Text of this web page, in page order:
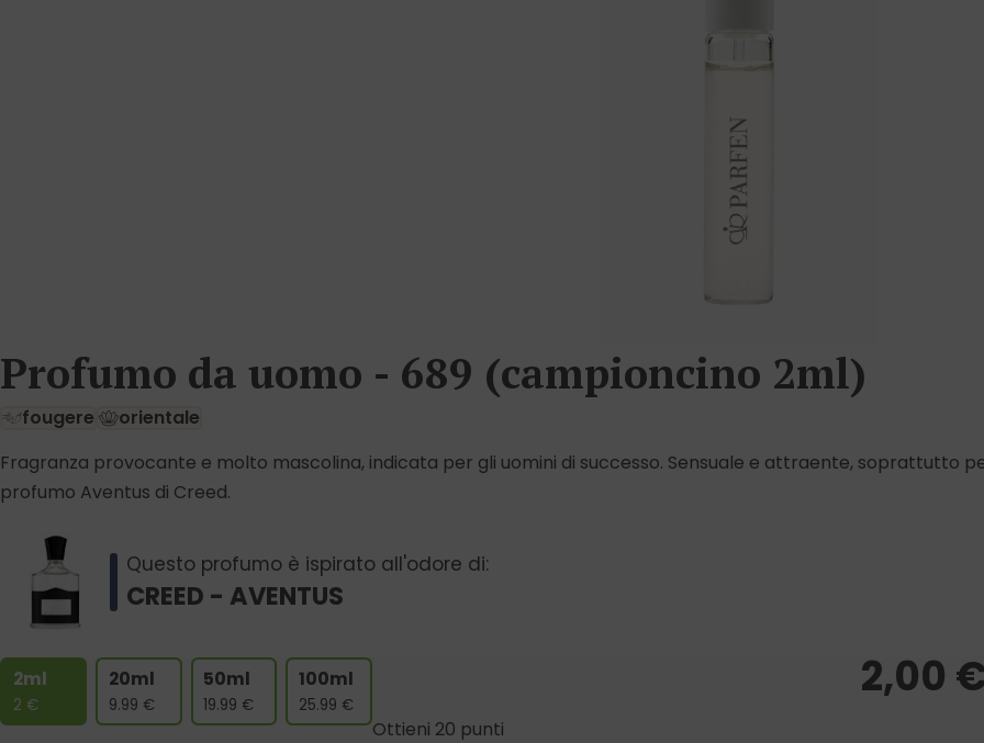
Profumo da uomo - 689 (campioncino 2ml)
fougere
orientale
Fragranza provocante e molto mascolina, indicata per gli uomini di successo. Sensuale e attraente, soprattutto
profumo Aventus di Creed.
Questo profumo è ispirato all'odore di:
CREED - AVENTUS
2ml
2 €
20ml
9.99 €
50ml
19.99 €
100ml
25.99 €
2,00
Ottieni 20 punti